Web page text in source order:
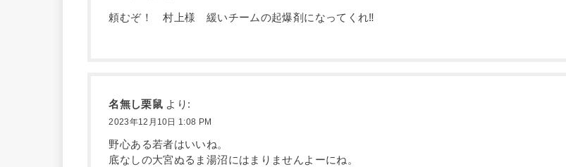
頼むぞ！ 村上様 緩いチームの起爆剤になってくれ‼
名無し栗鼠 より:
2023年12月10日 1:08 PM
野心ある若者はいいね。
底なしの大宮ぬるま湯沼にはまりませんよーにね。